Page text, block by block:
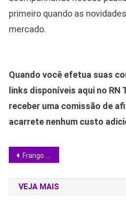
primeiro quando as
mercado.
Quando você efetua suas
links disponíveis aqui no RN
receber uma comissão de
acarrete nenhum custo
Navegação
de
Post
Frango fresco: saiba quanto tempo armazenar na geladeira sem comprometer a saúde
VEJA MAIS